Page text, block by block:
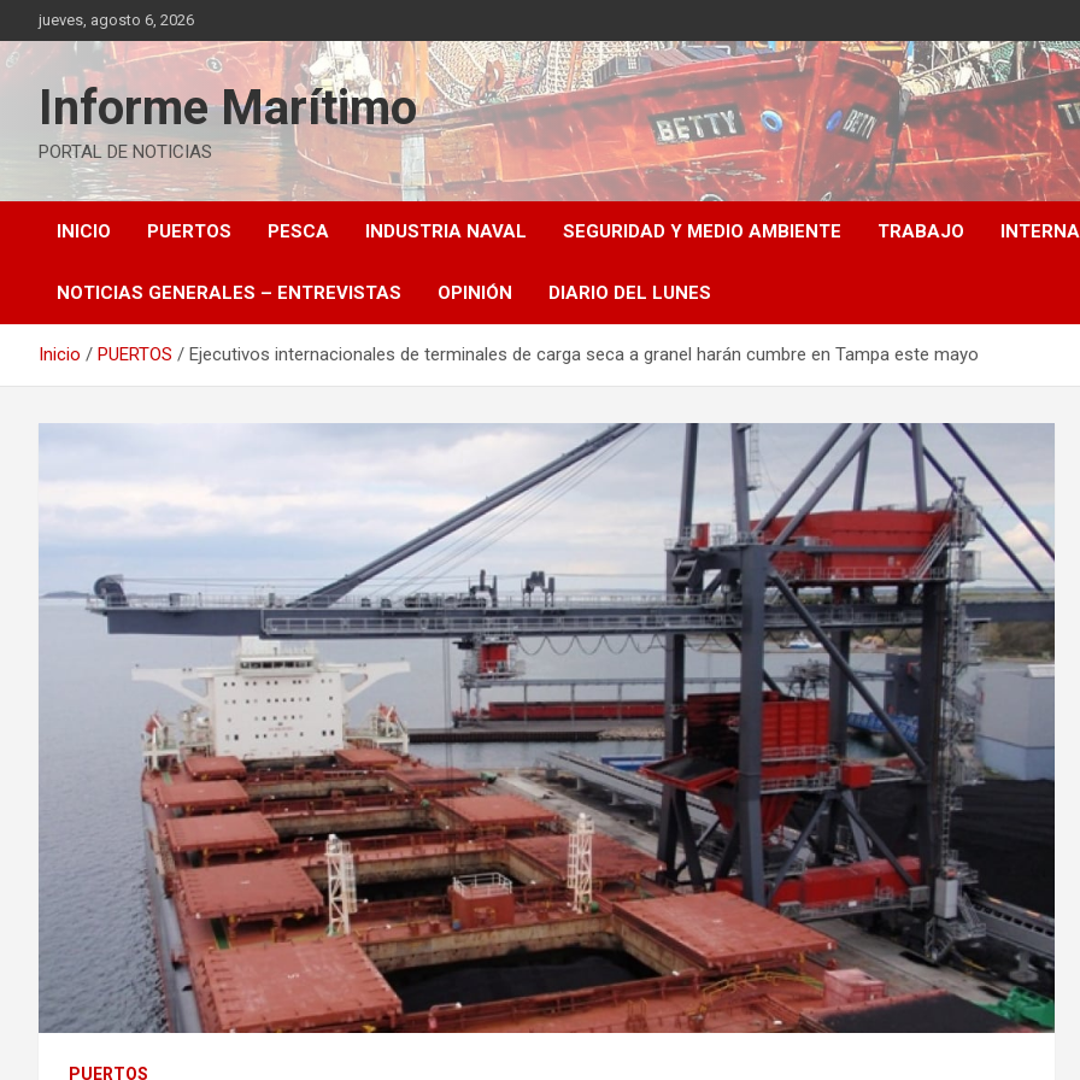
Saltar
al
contenido
jueves, agosto 6, 2026
Informe Marítimo
PORTAL DE NOTICIAS
INICIO PUERTOS PESCA INDUSTRIA NAVAL SEGURIDAD Y MEDIO AMBIENTE TRABAJO
NOTICIAS GENERALES – ENTREVISTAS OPINIÓN DIARIO DEL LUNES
Inicio PUERTOS Ejecutivos internacionales de terminales de carga seca a granel harán cumbre en Tampa este mayo
PUERTOS